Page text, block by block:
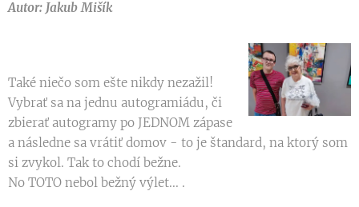
Autor: Jakub Mišík
Také niečo som ešte nikdy nezažil!
Vybrať sa na jednu autogramiádu, či
zbierať autogramy po JEDNOM zápase
a následne sa vrátiť domov - to je štandard, na ktorý som
si zvykol. Tak to chodí bežne.
No TOTO nebol bežný výlet... .